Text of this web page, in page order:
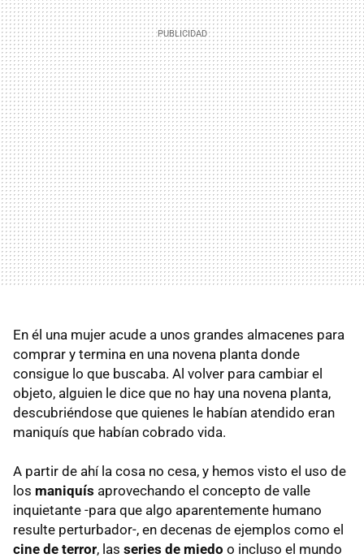
En él una mujer acude a unos grandes almacenes para
comprar y termina en una novena planta donde
consigue lo que buscaba. Al volver para cambiar el
objeto, alguien le dice que no hay una novena planta,
descubriéndose que quienes le habían atendido eran
maniquís que habían cobrado vida.
A partir de ahí la cosa no cesa, y hemos visto el uso de
los maniquís aprovechando el concepto de valle
inquietante -para que algo aparentemente humano
resulte perturbador-, en decenas de ejemplos como el
cine de terror, las series de miedo o incluso el mundo